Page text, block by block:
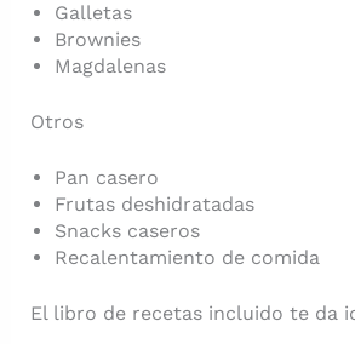
Galletas
Brownies
Magdalenas
Otros
Pan casero
Frutas deshidratadas
Snacks caseros
Recalentamiento de comida
El libro de recetas incluido te da